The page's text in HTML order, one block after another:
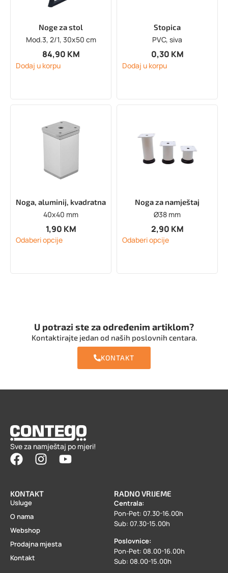
Noge za stol
Mod.3, 2/1, 30x50 cm
84,90 KM
Dodaj u korpu
Stopica
PVC, siva
0,30 KM
Dodaj u korpu
Noga, aluminij, kvadratna
40x40 mm
1,90 KM
Odaberi opcije
Noga za namještaj
Ø38 mm
2,90 KM
Odaberi opcije
U potrazi ste za određenim artiklom?
Kontaktirajte jedan od naših poslovnih centara.
KONTAKT
Sve za namještaj po mjeri!
KONTAKT
Usluge
O nama
Webshop
Prodajna mjesta
Kontakt
RADNO VRIJEME
Centrala:
Pon-Pet: 07.30-16.00h
Sub: 07.30-15.00h
Poslovnice:
Pon-Pet: 08.00-16.00h
Sub: 08.00-15.00h